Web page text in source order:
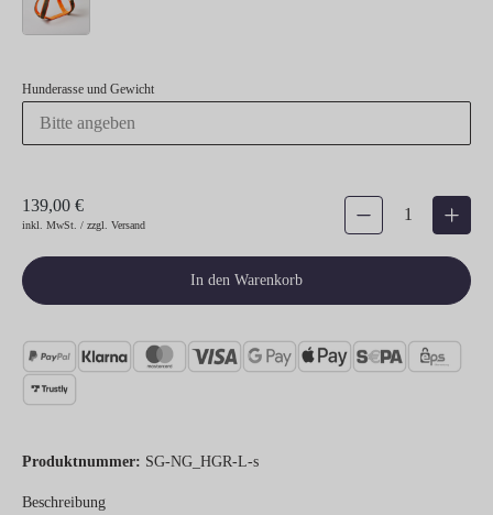
Hunderasse und Gewicht
139,00 €
inkl. MwSt. / zzgl. Versand
Produkt Anzahl: Gib den
In den Warenkorb
Produktnummer: SG-NG_HGR-L-s
Beschreibung